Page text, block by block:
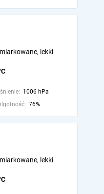
lekki
1006 hPa
76%
lekki